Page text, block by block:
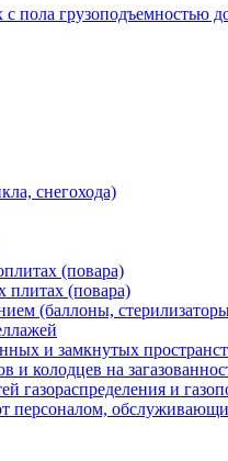
пола грузоподъемностью
снегохода)
(повара)
плитах (повара)
(баллоны,
и замкнутых
и колодцев на
газораспределения и
персоналом,